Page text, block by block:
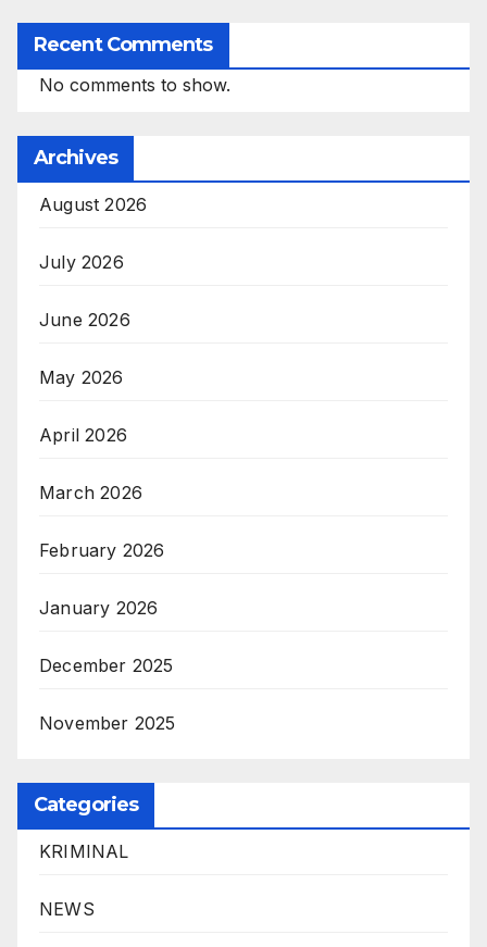
Recent Comments
No comments to show.
Archives
August 2026
July 2026
June 2026
May 2026
April 2026
March 2026
February 2026
January 2026
December 2025
November 2025
Categories
KRIMINAL
NEWS